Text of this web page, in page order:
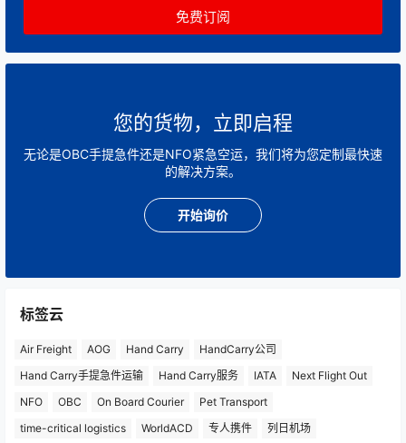
您的货物，立即启程
无论是OBC手提急件还是NFO紧急空运，我们将为您定制最快速
的解决方案。
开始询价
标签云
Air Freight AOG Hand Carry
HandCarry公司
Hand Carry手提急件运输
Hand Carry服务 IATA
Next Flight Out
NFO
OBC On Board Courier
Pet Transport
time-critical logistics
WorldACD 专人携件 列日机场